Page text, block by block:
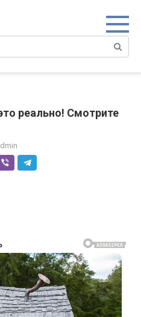
реально! Смотрите